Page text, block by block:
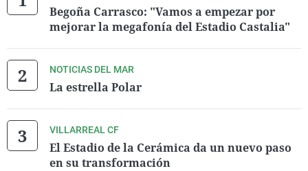
Begoña Carrasco: "Vamos a empezar por
mejorar la megafonía del Estadio Castalia"
NOTICIAS DEL MAR
La estrella Polar
VILLARREAL CF
El Estadio de la Cerámica da un nuevo paso
en su transformación